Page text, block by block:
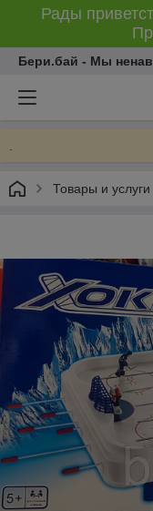
Рады
Бери.бай - Мы
Товары и услуги